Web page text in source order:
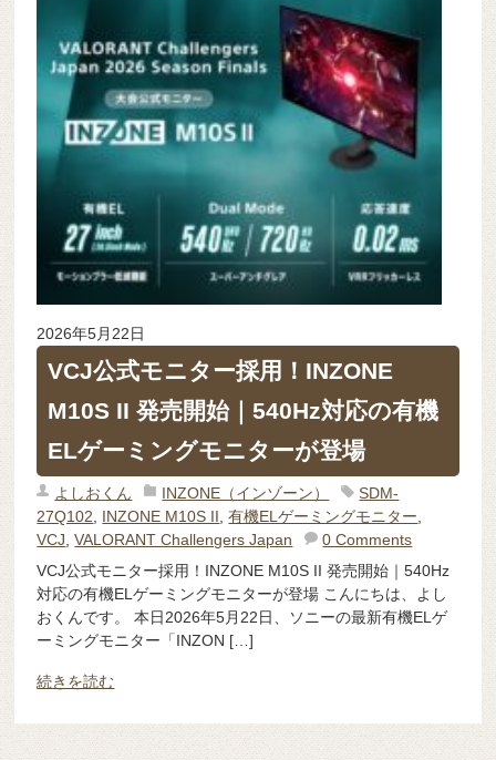
2026年5月22日
VCJ公式モニター採用！INZONE
M10S II 発売開始｜540Hz対応の有機
ELゲーミングモニターが登場
よしおくん INZONE（インゾーン）
SDM-
27Q102
INZONE M10S II ,有機ELゲーミングモニター
VCJ ,VALORANT Challengers Japan
0 Comments
VCJ公式モニター採用！INZONE M10S II 発売開始｜540Hz
対応の有機ELゲーミングモニターが登場 こんにちは、よし
おくんです。 本日2026年5月22日、ソニーの最新有機ELゲ
ーミングモニター「INZON […]
続きを読む